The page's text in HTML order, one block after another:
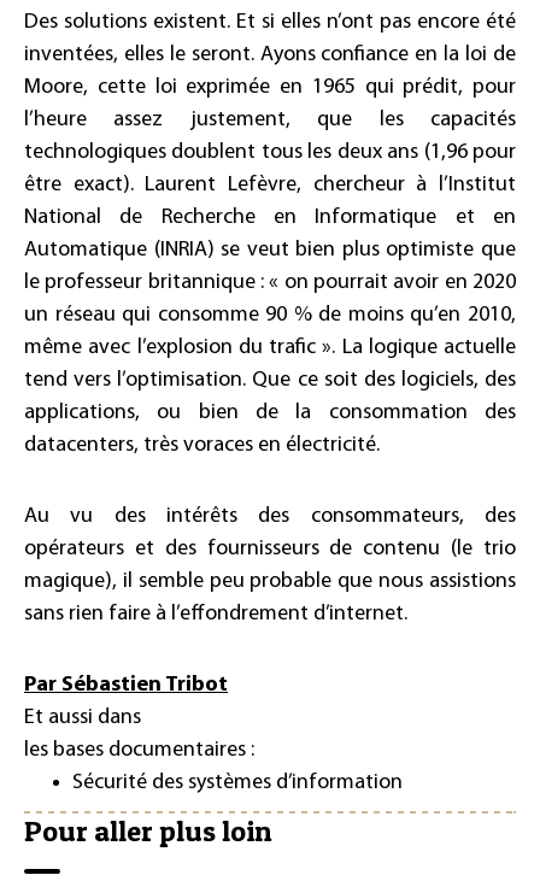
Des solutions existent. Et si elles n’ont pas encore été
inventées, elles le seront. Ayons confiance en la loi de
Moore, cette loi exprimée en 1965 qui prédit, pour
l’heure assez justement, que les capacités
technologiques doublent tous les deux ans (1,96 pour
être exact). Laurent Lefèvre, chercheur à l’Institut
National de Recherche en Informatique et en
Automatique (INRIA) se veut bien plus optimiste que
le professeur britannique : « on pourrait avoir en 2020
un réseau qui consomme 90 % de moins qu’en 2010,
même avec l’explosion du trafic ». La logique actuelle
tend vers l’optimisation. Que ce soit des logiciels, des
applications, ou bien de la consommation des
datacenters, très voraces en électricité.
Au vu des intérêts des consommateurs, des
opérateurs et des fournisseurs de contenu (le trio
magique), il semble peu probable que nous assistions
sans rien faire à l’effondrement d’internet.
Par Sébastien Tribot
Et aussi dans
les bases documentaires :
Sécurité des systèmes d’information
Pour aller plus loin